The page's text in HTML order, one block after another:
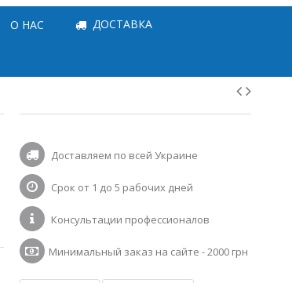
О НАС ДОСТАВКА
Доставляем по всей Украине
Срок от 1 до 5 рабочих дней
Консультации профессионалов
Минимальный заказ на сайте - 2000 грн